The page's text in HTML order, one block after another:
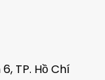
TP. Hồ Chí